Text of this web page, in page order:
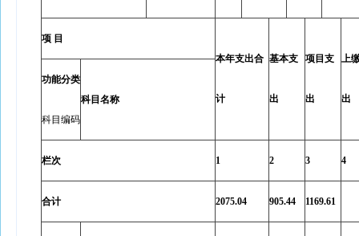
项 目
本年支出合
计
基本支
出
项目支
出
上
出
功能分类
科目编码
科目名称
栏次 1 2 3 4
合计 2075.04 905.44 1169.61